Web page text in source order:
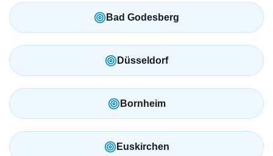
Bad Godesberg
Düsseldorf
Bornheim
Euskirchen